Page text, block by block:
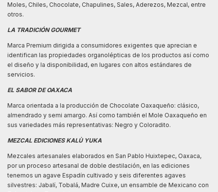
Moles, Chiles, Chocolate, Chapulines, Sales, Aderezos, Mezcal, entre
otros.
LA TRADICIÓN GOURMET
Marca Premium dirigida a consumidores exigentes que aprecian e
identifican las propiedades organolépticas de los productos así como
el diseño y la disponibilidad, en lugares con altos estándares de
servicios.
EL SABOR DE OAXACA
Marca orientada a la producción de Chocolate Oaxaqueño: clásico,
almendrado y semi amargo. Así como también el Mole Oaxaqueño en
sus variedades más representativas: Negro y Coloradito.
MEZCAL EDICIONES KALÙ YUKA
Mezcales artesanales elaborados en San Pablo Huixtepec, Oaxaca,
por un proceso artesanal de doble destilación, en las ediciones
tenemos un agave Espadín cultivado y seis diferentes agaves
silvestres: Jabalí, Tobalá, Madre Cuixe, un ensamble de Mexicano con